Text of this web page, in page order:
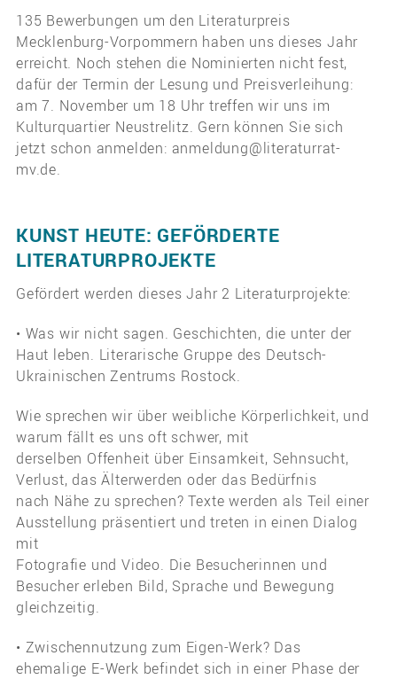
135 Bewerbungen um den Literaturpreis
Mecklenburg-Vorpommern haben uns dieses Jahr
erreicht. Noch stehen die Nominierten nicht fest,
dafür der Termin der Lesung und Preisverleihung:
am 7. November um 18 Uhr treffen wir uns im
Kulturquartier Neustrelitz. Gern können Sie sich
jetzt schon anmelden: anmeldung@literaturrat-
mv.de.
KUNST HEUTE: GEFÖRDERTE
LITERATURPROJEKTE
Gefördert werden dieses Jahr 2 Literaturprojekte:
• Was wir nicht sagen. Geschichten, die unter der
Haut leben. Literarische Gruppe des Deutsch-
Ukrainischen Zentrums Rostock.
Wie sprechen wir über weibliche Körperlichkeit, und
warum fällt es uns oft schwer, mit
derselben Offenheit über Einsamkeit, Sehnsucht,
Verlust, das Älterwerden oder das Bedürfnis
nach Nähe zu sprechen? Texte werden als Teil einer
Ausstellung präsentiert und treten in einen Dialog
mit
Fotografie und Video. Die Besucherinnen und
Besucher erleben Bild, Sprache und Bewegung
gleichzeitig.
• Zwischennutzung zum Eigen-Werk? Das
ehemalige E-Werk befindet sich in einer Phase der